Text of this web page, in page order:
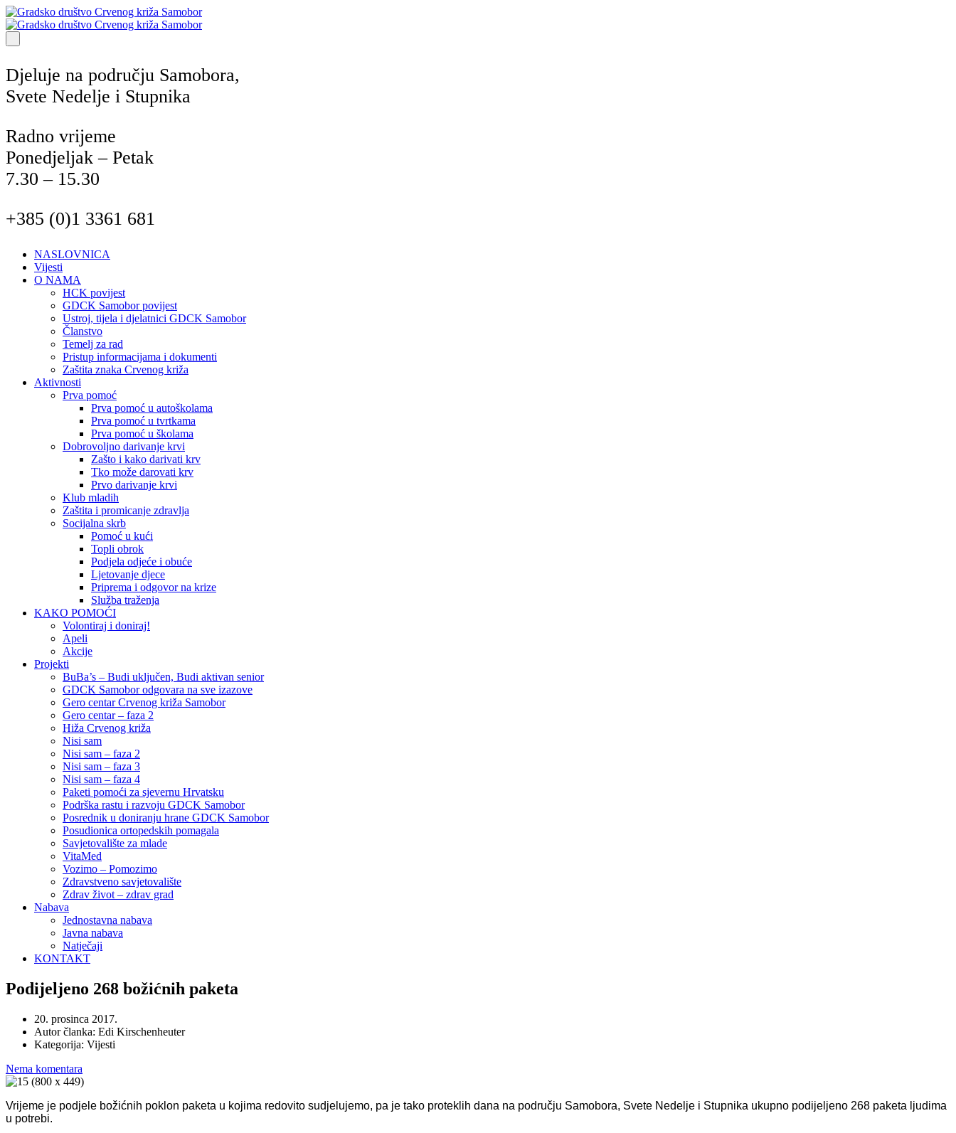
Djeluje na području Samobora,
Svete Nedelje i Stupnika
Radno vrijeme
Ponedjeljak – Petak
7.30 – 15.30
+385 (0)1 3361 681
NASLOVNICA
Vijesti
O NAMA
HCK povijest
GDCK Samobor povijest
Ustroj, tijela i djelatnici GDCK Samobor
Članstvo
Temelj za rad
Pristup informacijama i dokumenti
Zaštita znaka Crvenog križa
Aktivnosti
Prva pomoć
Prva pomoć u autoškolama
Prva pomoć u tvrtkama
Prva pomoć u školama
Dobrovoljno darivanje krvi
Zašto i kako darivati krv
Tko može darovati krv
Prvo darivanje krvi
Klub mladih
Zaštita i promicanje zdravlja
Socijalna skrb
Pomoć u kući
Topli obrok
Podjela odjeće i obuće
Ljetovanje djece
Priprema i odgovor na krize
Služba traženja
KAKO POMOĆI
Volontiraj i doniraj!
Apeli
Akcije
Projekti
BuBa’s – Budi uključen, Budi aktivan senior
GDCK Samobor odgovara na sve izazove
Gero centar Crvenog križa Samobor
Gero centar – faza 2
Hiža Crvenog križa
Nisi sam
Nisi sam – faza 2
Nisi sam – faza 3
Nisi sam – faza 4
Paketi pomoći za sjevernu Hrvatsku
Podrška rastu i razvoju GDCK Samobor
Posrednik u doniranju hrane GDCK Samobor
Posudionica ortopedskih pomagala
Savjetovalište za mlade
VitaMed
Vozimo – Pomozimo
Zdravstveno savjetovalište
Zdrav život – zdrav grad
Nabava
Jednostavna nabava
Javna nabava
Natječaji
KONTAKT
Podijeljeno 268 božićnih paketa
20. prosinca 2017.
Autor članka: Edi Kirschenheuter
Kategorija: Vijesti
Nema komentara
Vrijeme je podjele božićnih poklon paketa u kojima redovito sudjelujemo, pa je tako proteklih dana na području Samobora, Svete Nedelje i Stupnika ukupno podijeljeno 268 paketa ljudima
u potrebi.